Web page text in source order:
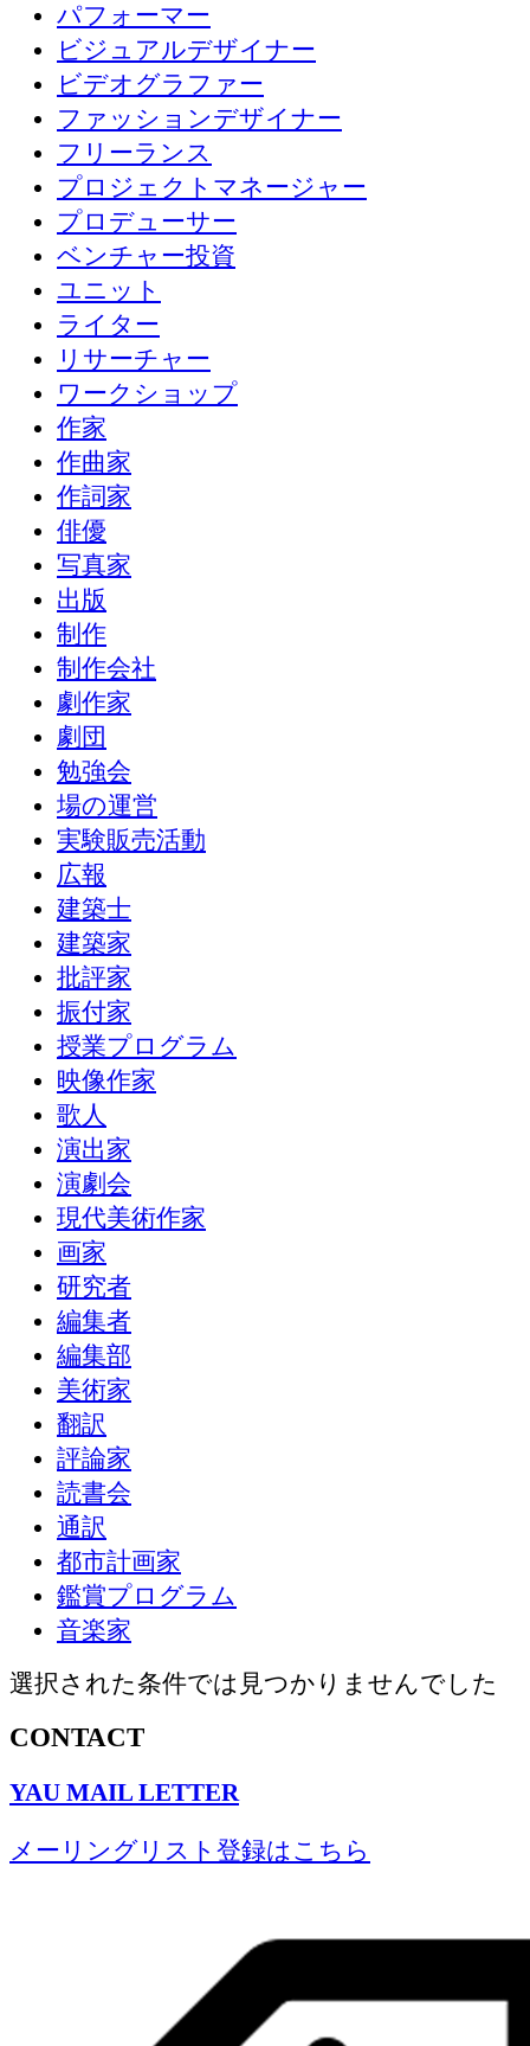
パフォーマー
ビジュアルデザイナー
ビデオグラファー
ファッションデザイナー
フリーランス
プロジェクトマネージャー
プロデューサー
ベンチャー投資
ユニット
ライター
リサーチャー
ワークショップ
作家
作曲家
作詞家
俳優
写真家
出版
制作
制作会社
劇作家
劇団
勉強会
場の運営
実験販売活動
広報
建築士
建築家
批評家
振付家
授業プログラム
映像作家
歌人
演出家
演劇会
現代美術作家
画家
研究者
編集者
編集部
美術家
翻訳
評論家
読書会
通訳
都市計画家
鑑賞プログラム
音楽家
選択された条件では見つかりませんでした
CONTACT
YAU MAIL LETTER
メーリングリスト登録はこちら